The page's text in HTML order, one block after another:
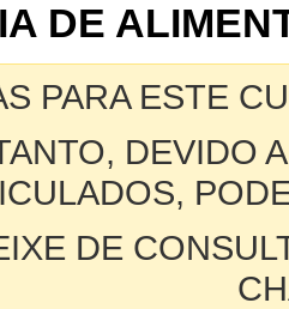
DE
PARA ESTE
DEVIDO
DE